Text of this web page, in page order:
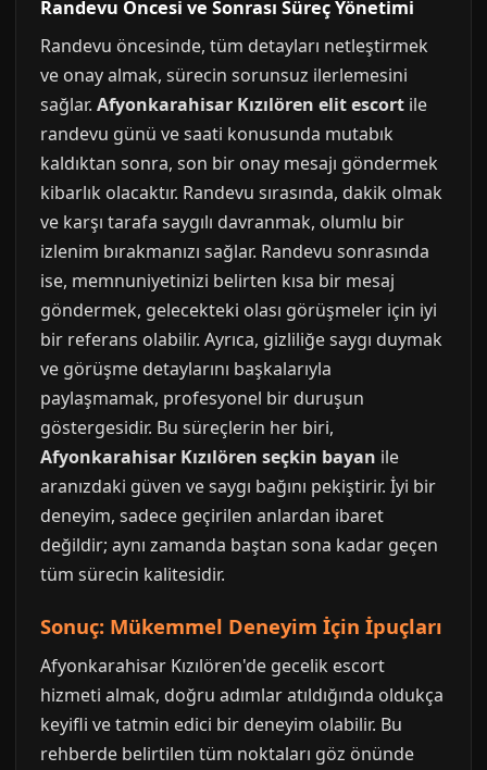
Randevu Öncesi ve Sonrası Süreç Yönetimi
Randevu öncesinde, tüm detayları netleştirmek
ve onay almak, sürecin sorunsuz ilerlemesini
sağlar. Afyonkarahisar Kızılören elit escort ile
randevu günü ve saati konusunda mutabık
kaldıktan sonra, son bir onay mesajı göndermek
kibarlık olacaktır. Randevu sırasında, dakik olmak
ve karşı tarafa saygılı davranmak, olumlu bir
izlenim bırakmanızı sağlar. Randevu sonrasında
ise, memnuniyetinizi belirten kısa bir mesaj
göndermek, gelecekteki olası görüşmeler için iyi
bir referans olabilir. Ayrıca, gizliliğe saygı duymak
ve görüşme detaylarını başkalarıyla
paylaşmamak, profesyonel bir duruşun
göstergesidir. Bu süreçlerin her biri,
Afyonkarahisar Kızılören seçkin bayan ile
aranızdaki güven ve saygı bağını pekiştirir. İyi bir
deneyim, sadece geçirilen anlardan ibaret
değildir; aynı zamanda baştan sona kadar geçen
tüm sürecin kalitesidir.
Sonuç: Mükemmel Deneyim İçin İpuçları
Afyonkarahisar Kızılören'de gecelik escort
hizmeti almak, doğru adımlar atıldığında oldukça
keyifli ve tatmin edici bir deneyim olabilir. Bu
rehberde belirtilen tüm noktaları göz önünde